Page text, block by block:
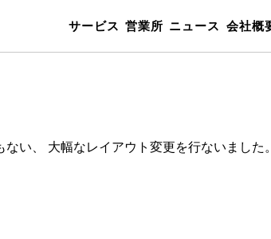
サービス 営業所 ニュース 会社概
い、 大幅なレイアウト変更を行ないました